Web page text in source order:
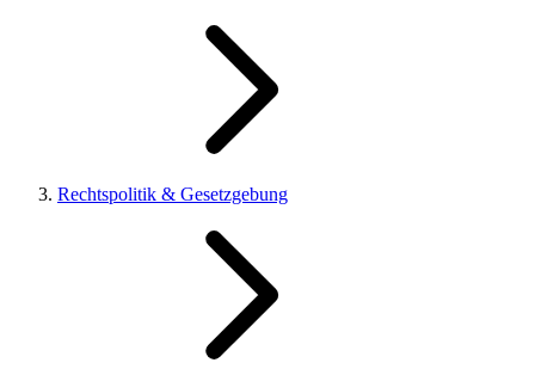
Rechtspolitik & Gesetzgebung